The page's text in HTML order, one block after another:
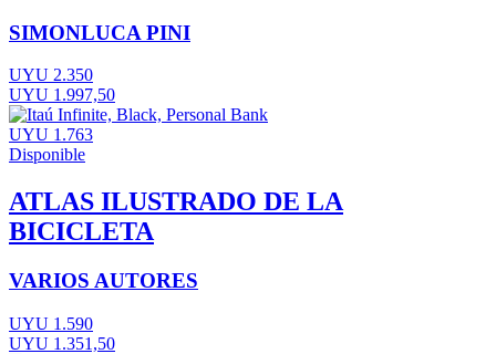
SIMONLUCA PINI
UYU 2.350
UYU 1.997,50
UYU 1.763
Disponible
ATLAS ILUSTRADO DE LA
BICICLETA
VARIOS AUTORES
UYU 1.590
UYU 1.351,50